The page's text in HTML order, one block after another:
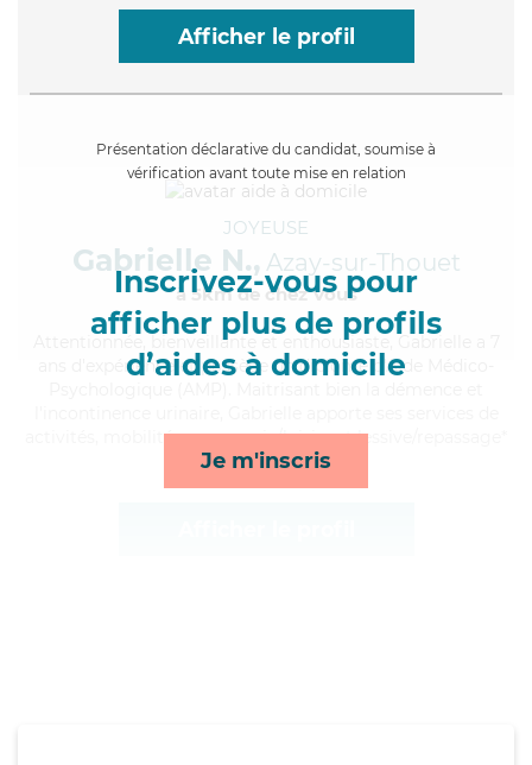
Afficher le profil
Présentation déclarative du candidat, soumise à
vérification avant toute mise en relation
Inscrivez-vous pour
afficher plus de profils
d’aides à domicile
Je m'inscris
JOYEUSE
Gabrielle N., Azay-sur-Thouet
à 5km de chez Vous
, bienveillante et enthousiaste, Gabrielle a 7
ans d'expérience et possède un diplôme d'Aide Médico-
activités, mobilité, compagnie/loisirs et lessive/repassage*